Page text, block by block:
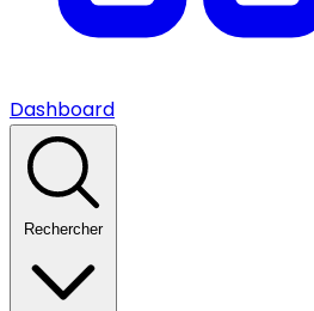
Dashboard
Rechercher